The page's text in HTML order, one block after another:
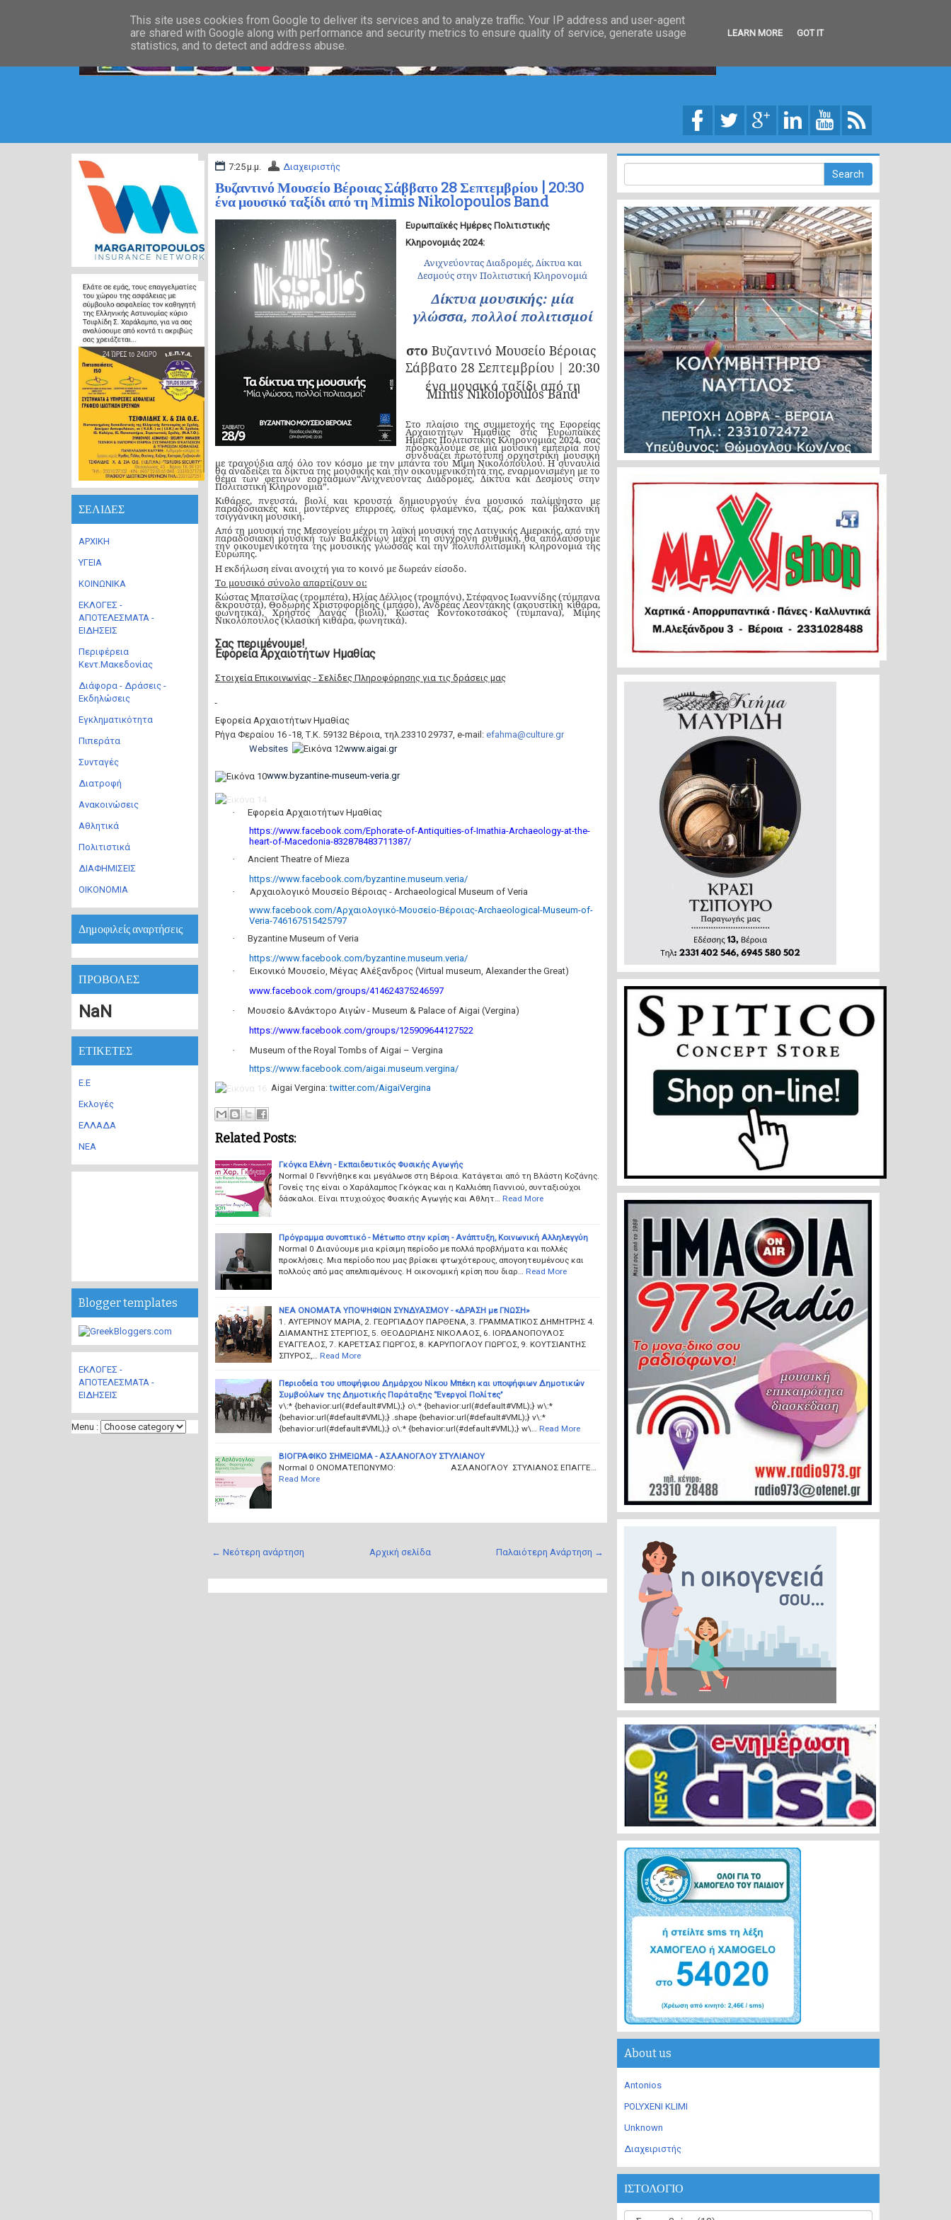
7:25 μ.μ. Διαχειριστής
Βυζαντινό Μουσείο Βέροιας Σάββατο 28 Σεπτεμβρίου | 20:30
ένα μουσικό ταξίδι από τη Μimis Nikolopoulos Band
Ευρωπαϊκές Ημέρες Πολιτιστικής
Κληρονομιάς 2024:
Ανιχνεύοντας Διαδρομές, Δίκτυα και
Δεσμούς στην Πολιτιστική Κληρονομιά
Δίκτυα μουσικής: μία
γλώσσα, πολλοί πολιτισμοί
στο Βυζαντινό Μουσείο Βέροιας
Σάββατο 28 Σεπτεμβρίου | 20:30
ένα μουσικό ταξίδι από τη
Μimis Nikolopoulos Band
Στο πλαίσιο της συμμετοχής της Εφορείας
Αρχαιοτήτων Ημαθίας στις Ευρωπαϊκές
Ημέρες Πολιτιστικής Κληρονομιάς 2024, σας
προσκαλούμε σε μια μουσική εμπειρία που
συνδυάζει πρωτότυπη ορχηστρική μουσική
με τραγούδια από όλο τον κόσμο με την μπάντα του Μίμη Νικολόπουλου. Η συναυλία
θα αναδείξει τα δίκτυα της μουσικής και την οικουμενικότητά της, εναρμονισμένη με το
θέμα των φετινών εορτασμών“Ανιχνεύοντας Διαδρομές, Δίκτυα και Δεσμούς στην
Πολιτιστική Κληρονομιά”.
Κιθάρες, πνευστά, βιολί και κρουστά δημιουργούν ένα μουσικό παλίμψηστο με
παραδοσιακές και μοντέρνες επιρροές, όπως φλαμένκο, τζαζ, ροκ και βαλκανική
τσιγγάνικη μουσική.
Από τη μουσική της Μεσογείου μέχρι τη λαϊκή μουσική της Λατινικής Αμερικής, από την
παραδοσιακή μουσική των Βαλκανίων μέχρι τη σύγχρονη ρυθμική, θα απολαύσουμε
την οικουμενικότητα της μουσικής γλώσσας και την πολυπολιτισμική κληρονομιά της
Ευρώπης.
Η εκδήλωση είναι ανοιχτή για το κοινό με δωρεάν είσοδο.
Το μουσικό σύνολο απαρτίζουν οι:
Κώστας Μπατσίλας (τρομπέτα), Ηλίας Δέλλιος (τρομπόνι), Στέφανος Ιωαννίδης (τύμπανα
&κρουστά), Θοδωρής Χριστοφορίδης (μπάσο), Ανδρέας Λεοντάκης (ακουστική κιθάρα,
φωνητικά), Χρήστος Δανάς (βιολί), Κώστας Κοντοκοτσάκος (τύμπανα), Μίμης
Νικολόπουλος (κλασική κιθάρα, φωνητικά).
Σας περιμένουμε!
Εφορεία Αρχαιοτήτων Ημαθίας
Στοιχεία Επικοινωνίας - Σελίδες Πληροφόρησης για τις δράσεις μας
Εφορεία Αρχαιοτήτων Ημαθίας
Ρήγα Φεραίου 16 -18, Τ.Κ. 59132 Βέροια, τηλ.23310 29737, e-mail: efahma@culture. gr
Websites
www.aigai.gr
www.byzantine-museum-veria.gr
·
Εφορεία Αρχαιοτήτων Ημαθίας
https://www.facebook.com/Ephorate-of-Antiquities-of-Imathia-Archaeology-at-the-
heart-of-Macedonia-832878483711387/
·
Ancient Theatre of Mieza
https://www.facebook.com/byzantine.museum.veria/
·
Αρχαιολογικό Μουσείο Βέροιας - Archaeological Museum of Veria
www.facebook.com/Αρχαιολογικό-Μουσείο-Βέροιας-Archaeological-Museum-of-
Veria-746167515425797
·
Byzantine Museum of Veria
https://www.facebook.com/byzantine.museum.veria/
·
Εικονικό Μουσείο, Μέγας Αλέξανδρος (Virtual museum, Alexander the Great)
www.facebook.com/groups/414624375246597
·
Μουσείο &Ανάκτορο Αιγών - Museum & Palace of Aigai (Vergina)
https://www.facebook.com/groups/125909644127522
·
Museum of the Royal Tombs of Aigai – Vergina
https://www.facebook.com/aigai.museum.vergina/
Aigai Vergina:twitter.com/AigaiVergina
Related Posts:
Γκόγκα Ελένη - Εκπαιδευτικός Φυσικής Αγωγής
Normal 0 Γεννήθηκε και μεγάλωσε στη Βέροια. Κατάγεται από τη Βλάστη Κοζάνης.
Γονείς της είναι ο Χαράλαμπος Γκόγκας και η Καλλιόπη Γιαννιού, συνταξιούχοι
δάσκαλοι. Είναι πτυχιούχος Φυσικής Αγωγής και Αθλητ… Read More
Πρόγραμμα συνοπτικό - Μέτωπο στην κρίση - Ανάπτυξη, Κοινωνική Αλληλεγγύη
Normal 0 Διανύουμε μια κρίσιμη περίοδο με πολλά προβλήματα και πολλές
προκλήσεις. Μια περίοδο που μας βρίσκει φτωχότερους, απογοητευμένους και
πολλούς από μας απελπισμένους. Η οικονομική κρίση που διαρ… Read More
ΝΕΑ ΟΝΟΜΑΤΑ ΥΠΟΨΗΦΙΩΝ ΣΥΝΔΥΑΣΜΟΥ - «ΔΡΑΣΗ με ΓΝΩΣΗ»
1. ΑΥΓΕΡΙΝΟΥ ΜΑΡΙΑ, 2. ΓΕΩΡΓΙΑΔΟΥ ΠΑΡΘΕΝΑ, 3. ΓΡΑΜΜΑΤΙΚΟΣ ΔΗΜΗΤΡΗΣ 4.
ΔΙΑΜΑΝΤΗΣ ΣΤΕΡΓΙΟΣ, 5. ΘΕΟΔΩΡΙΔΗΣ ΝΙΚΟΛΑΟΣ, 6. ΙΟΡΔΑΝΟΠΟΥΛΟΣ
ΕΥΑΓΓΕΛΟΣ, 7. ΚΑΡΕΤΣΑΣ ΓΙΩΡΓΟΣ, 8. ΚΑΡΥΠΟΓΛΟΥ ΓΙΩΡΓΟΣ, 9. ΚΟΥΤΣΙΑΝΤΗΣ
ΣΠΥΡΟΣ,… Read More
Περιοδεία του υποψήφιου Δημάρχου Νίκου Μπέκη και υποψήφιων Δημοτικών
Συμβούλων της Δημοτικής Παράταξης ‘’Ενεργοί Πολίτες’’
v\:* {behavior:url(#default#VML);} o\:* {behavior:url(#default#VML);} w\:*
{behavior:url(#default#VML);} .shape {behavior:url(#default#VML);} v\:*
{behavior:url(#default#VML);} o\:* {behavior:url(#default#VML);} w\… Read More
ΒΙΟΓΡΑΦΙΚΟ ΣΗΜΕΙΩΜΑ - ΑΣΛΑΝΟΓΛΟΥ ΣΤΥΛΙΑΝΟΥ
Normal 0 ΟΝΟΜΑΤΕΠΩΝΥΜΟ: ΑΣΛΑΝΟΓΛΟΥ ΣΤΥΛΙΑΝΟΣ ΕΠΑΓΓΕ…
Read More
← Νεότερη ανάρτηση Παλαιότερη Ανάρτηση →
Αρχική σελίδα
ΣΕΛΙΔΕΣ
ΑΡΧΙΚΗ
ΥΓΕΙΑ
ΚΟΙΝΩΝΙΚΑ
ΕΚΛΟΓΕΣ -
ΑΠΟΤΕΛΕΣΜΑΤΑ -
ΕΙΔΗΣΕΙΣ
Περιφέρεια
Κεντ.Μακεδονίας
Διάφορα - Δράσεις -
Εκδηλώσεις
Εγκληματικότητα
Πιπεράτα
Συνταγές
Διατροφή
Ανακοινώσεις
Αθλητικά
Πολιτιστικά
ΔΙΑΦΗΜΙΣΕΙΣ
ΟΙΚΟΝΟΜΙΑ
Δημοφιλείς αναρτήσεις
ΠΡΟΒΟΛΕΣ
NaN
ΕΤΙΚΕΤΕΣ
Ε.Ε
Εκλογές
ΕΛΛΑΔΑ
ΝΕΑ
Blogger templates
ΕΚΛΟΓΕΣ -
ΑΠΟΤΕΛΕΣΜΑΤΑ -
ΕΙΔΗΣΕΙΣ
Menu :
About us
Antonios
POLYXENI KLIMI
Unknown
Διαχειριστής
ΙΣΤΟΛΟΓΙΟ
This site uses cookies from Google to deliver its services and to analyze traffic. Your IP address and user-agent
are shared with Google along with performance and security metrics to ensure quality of service, generate usage
statistics, and to detect and address abuse.
LEARN MORE GOT IT